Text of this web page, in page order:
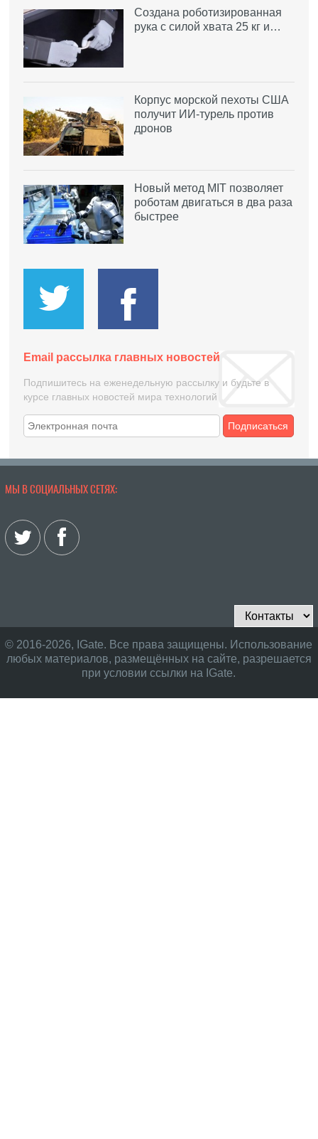
Создана роботизированная
рука с силой хвата 25 кг и…
Корпус морской пехоты США
получит ИИ-турель против
дронов
Новый метод MIT позволяет
роботам двигаться в два раза
быстрее
Email рассылка главных новостей
Подпишитесь на еженедельную рассылку и будьте в
курсе главных новостей мира технологий
Подписаться
МЫ В СОЦИАЛЬНЫХ СЕТЯХ:
© 2016-2026, IGate. Все права защищены. Использование
любых материалов, размещённых на сайте, разрешается
при условии ссылки на IGate.